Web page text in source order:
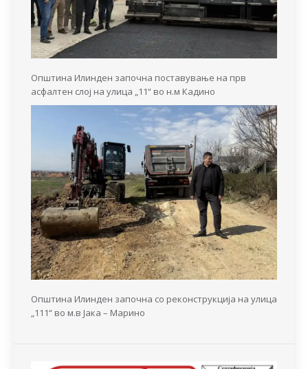
Општина Илинден започна поставување на прв
асфалтен слој на улица „11“ во н.м Кадино
Општина Илинден започна со реконструкција на улица
„111“ во м.в Јака – Марино